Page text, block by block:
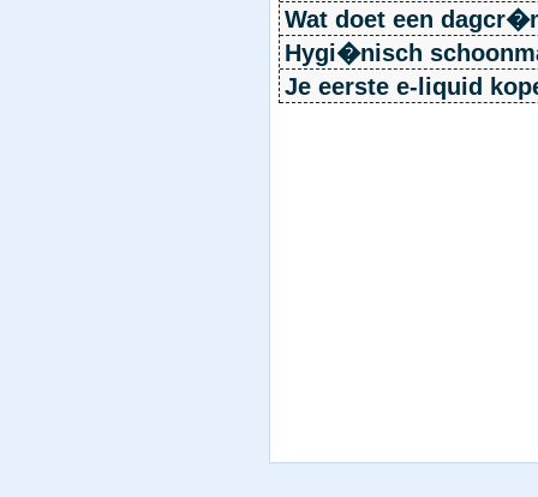
Wat doet een
Hygi�nisch
Je eerste e-liquid